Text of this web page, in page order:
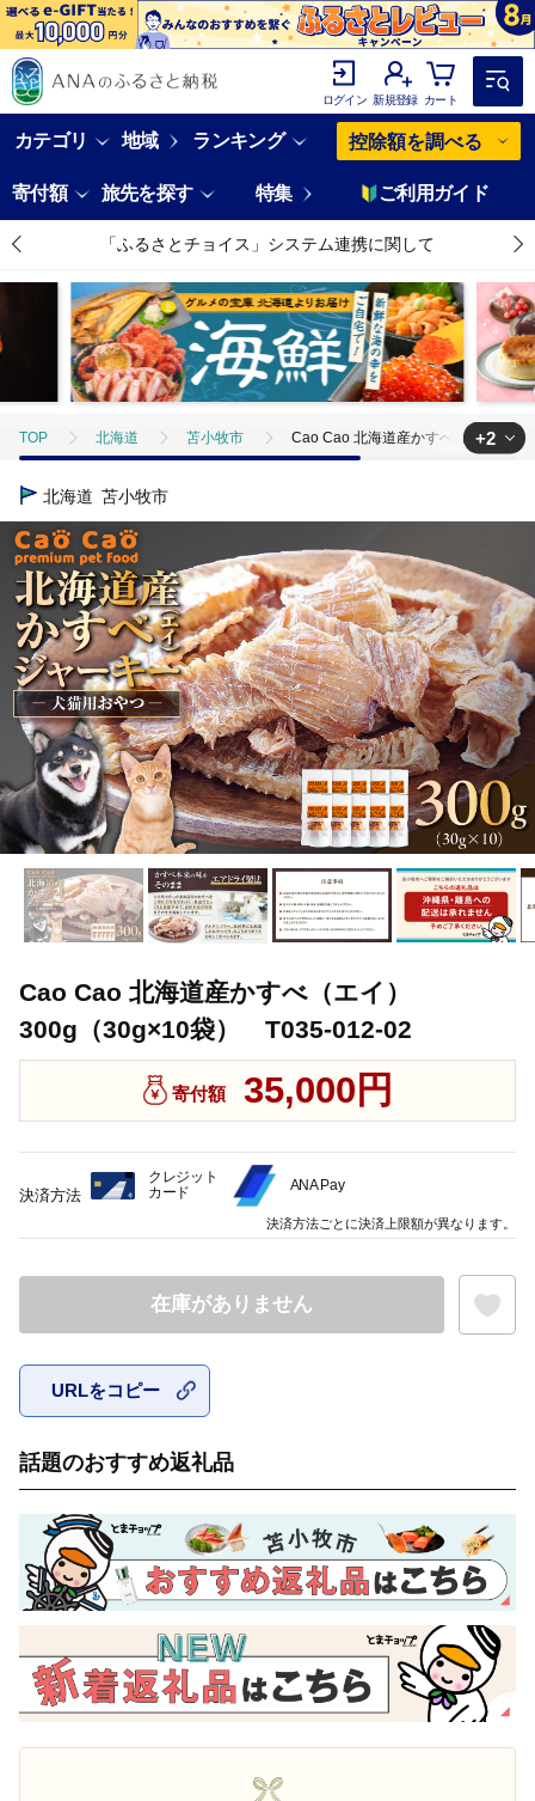
ログイン 新規登録 カート
カテゴリ 地域 ランキング 控除額を調べる
寄付額 旅先を探す 特集 ご利用ガイド
「ふるさとチョイス」システム連携に関して
TOP 北海道 苫小牧市 Cao Cao 北海道産かすべ（エイ）
TOP
TOP 日用品・雑貨
+2
北海道 苫小牧市
Cao Cao 北海道産かすべ（エイ）
300g（30g×10袋） T035-012-02
寄付額 35,000円
在庫がありません
URLをコピー
話題のおすすめ返礼品
決済方法
クレジット
カード
ANA Pay
決済方法ごとに決済上限額が異なります。